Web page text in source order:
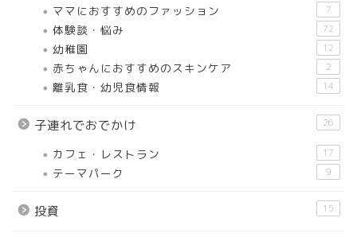
ママにおすすめのファッション 7
体験談・悩み 72
幼稚園 12
赤ちゃんにおすすめのスキンケア 2
離乳食・幼児食情報 14
子連れでおでかけ 26
カフェ・レストラン 17
テーマパーク 9
投資 15